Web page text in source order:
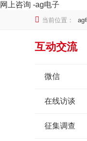
网上咨询 -ag电子
当前位置： ag
互动交流
微信
在线访谈
征集调查